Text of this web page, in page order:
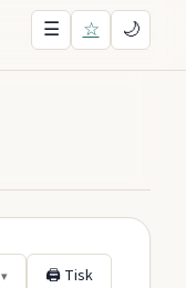
☰ ☆ 🌙
▾ 🖨 Tisk